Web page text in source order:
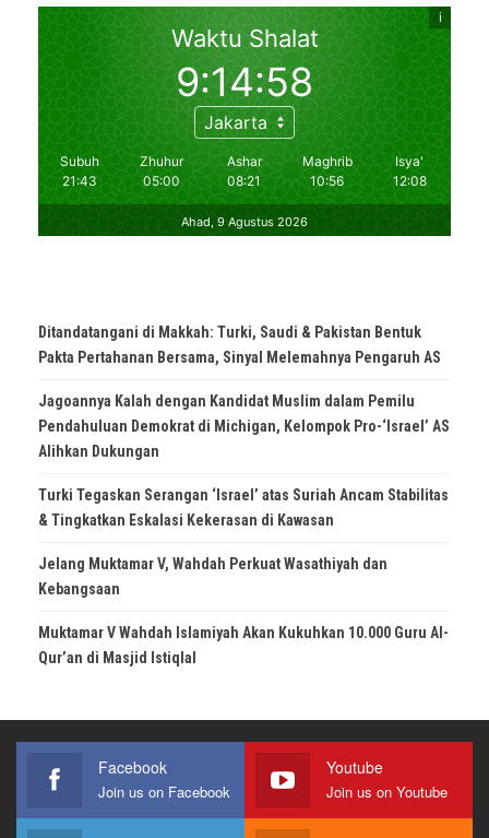
Ditandatangani di Makkah: Turki, Saudi & Pakistan Bentuk
Pakta Pertahanan Bersama, Sinyal Melemahnya Pengaruh AS
Jagoannya Kalah dengan Kandidat Muslim dalam Pemilu
Pendahuluan Demokrat di Michigan, Kelompok Pro-‘Israel’ AS
Alihkan Dukungan
Turki Tegaskan Serangan ‘Israel’ atas Suriah Ancam Stabilitas
& Tingkatkan Eskalasi Kekerasan di Kawasan
Jelang Muktamar V, Wahdah Perkuat Wasathiyah dan
Kebangsaan
Muktamar V Wahdah Islamiyah Akan Kukuhkan 10.000 Guru Al-
Qur’an di Masjid Istiqlal
Facebook
Join us on Facebook
Youtube
Join us on Youtube